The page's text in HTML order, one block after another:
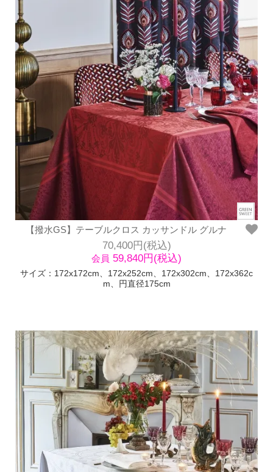
【撥水GS】テーブルクロス カッサンドル グルナ
70,400円(税込)
会員 59,840円(税込)
サイズ：172x172cm、172x252cm、172x302cm、172x362c
m、円直径175cm